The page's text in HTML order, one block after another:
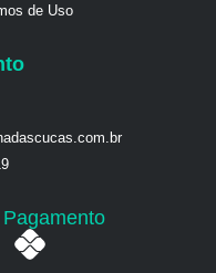
de Uso